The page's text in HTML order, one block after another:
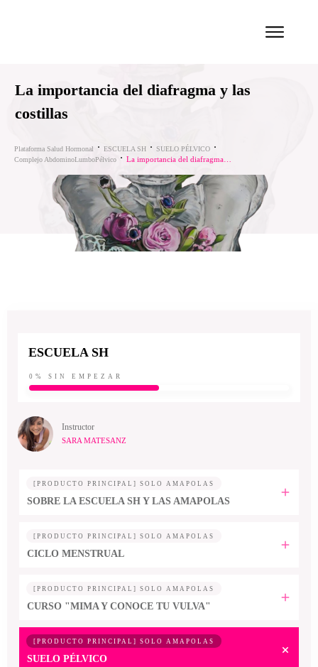
La importancia del diafragma y las
costillas
Plataforma Salud Hormonal ESCUELA SH
SUELO PÉLVICO
Complejo AbdominoLumboPélvico
ESCUELA SH
0% SIN EMPEZAR
Instructor
SARA MATESANZ
[PRODUCTO PRINCIPAL] SOLO AMAPOLAS
SOBRE LA ESCUELA SH Y LAS AMAPOLAS
[PRODUCTO PRINCIPAL] SOLO AMAPOLAS
CICLO MENSTRUAL
[PRODUCTO PRINCIPAL] SOLO AMAPOLAS
CURSO "MIMA Y CONOCE TU VULVA"
[PRODUCTO PRINCIPAL] SOLO AMAPOLAS
SUELO PÉLVICO